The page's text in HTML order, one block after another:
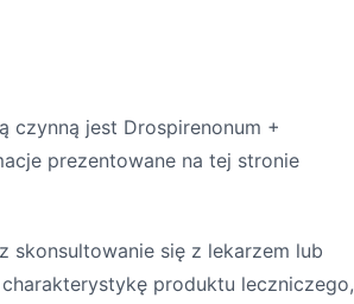
czynną jest Drospirenonum +
prezentowane na tej stronie
skonsultowanie się z lekarzem lub
produktu leczniczego,